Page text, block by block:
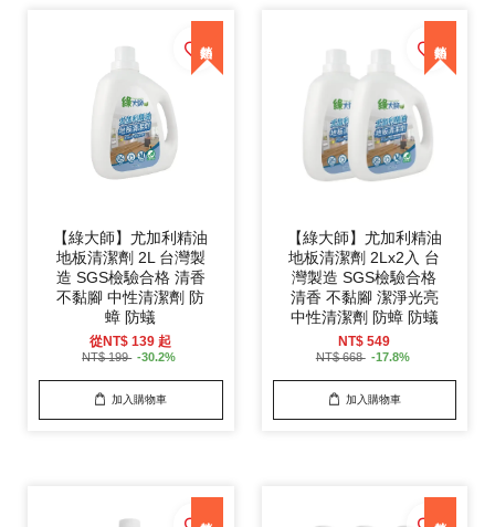
【綠大師】尤加利精油
地板清潔劑 2L 台灣製
造 SGS檢驗合格 清香
不黏腳 中性清潔劑 防
蟑 防蟻
從NT$ 139起
NT$ 199 -30.2%
加入購物車
【綠大師】尤加利精油
地板清潔劑 2Lx2入 台
灣製造 SGS檢驗合格
清香 不黏腳 潔淨光亮
中性清潔劑 防蟑 防蟻
NT$ 549
NT$ 668 -17.8%
加入購物車